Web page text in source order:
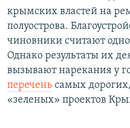
крымских властей на
полуострова.
чиновники считают
Однако результаты их
вызывают нарекания у
перечень самых
«зеленых» проектов